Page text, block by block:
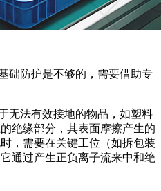
础防护是不够的，需要借助专
无法有效接地的物品，如塑料
绝缘部分，其表面摩擦产生的
，需要在关键工位（如拆包装
通过产生正负离子流来中和绝